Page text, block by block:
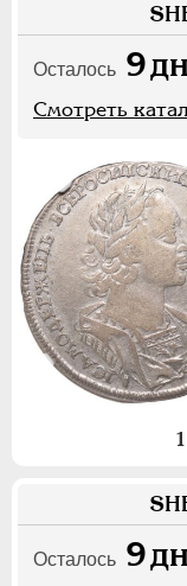
Осталось 9
Смотреть
Осталось 9